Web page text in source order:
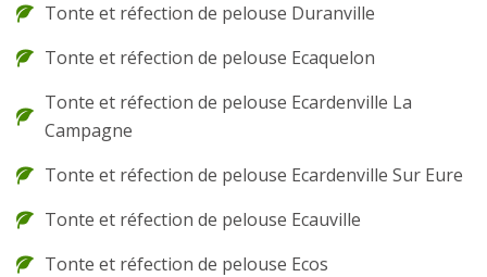
Tonte et réfection de pelouse Duranville
Tonte et réfection de pelouse Ecaquelon
Tonte et réfection de pelouse Ecardenville La
Campagne
Tonte et réfection de pelouse Ecardenville Sur Eure
Tonte et réfection de pelouse Ecauville
Tonte et réfection de pelouse Ecos